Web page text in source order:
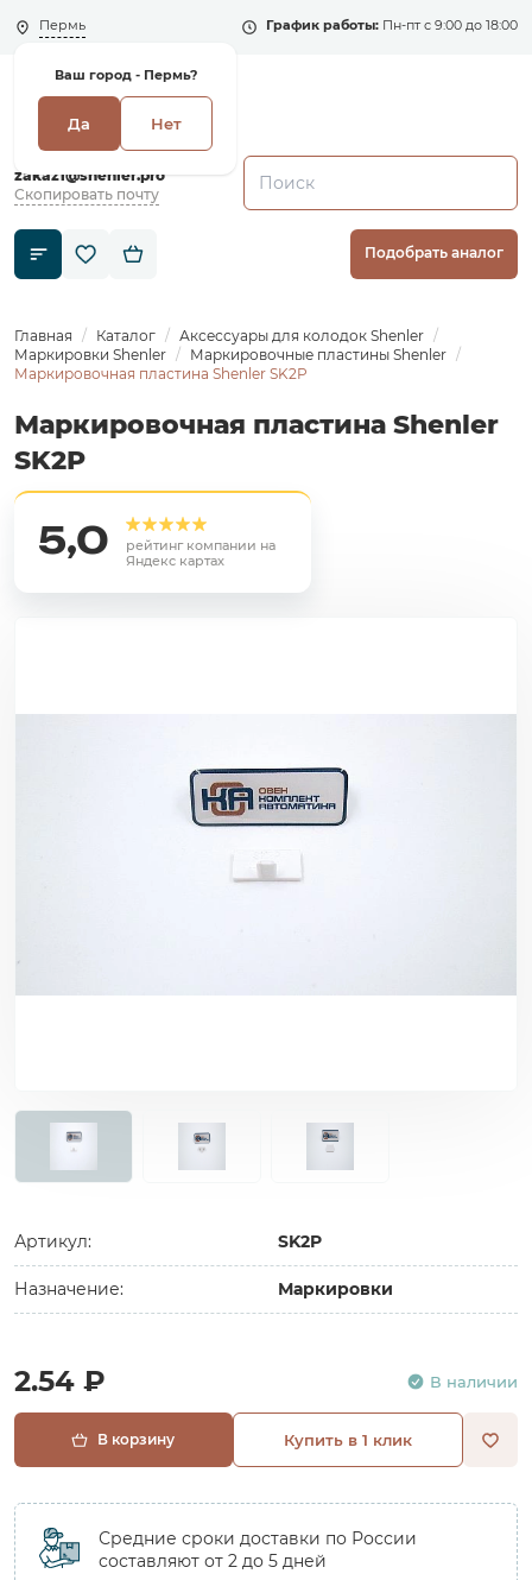
Пермь
Ваш город - Пермь?
Да Нет
График работы: Пн-пт с 9:00 до 18:00
+7 (495) 135-135-5
zakaz1@shenler.pro
Скопировать почту
Подобрать аналог
Главная Каталог
Аксессуары для колодок Shenler
Маркировки Shenler
Маркировочные пластины Shenler
Маркировочная пластина Shenler SK2P
Маркировочная пластина Shenler
SK2P
5,0
рейтинг компании на
Яндекс картах
Артикул: SK2P
Назначение: Маркировки
2.54 ₽ В наличии
В корзину Купить в 1 клик
Средние сроки доставки по России
составляют от 2 до 5 дней